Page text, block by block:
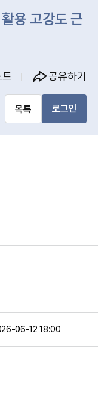
용 고강도 근
공유하기
목록 로그인
06-12 18:00